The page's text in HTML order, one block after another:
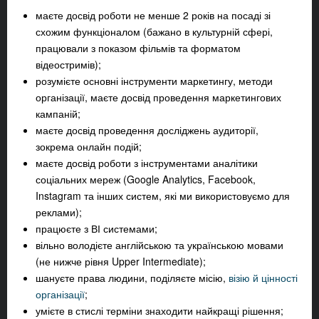
маєте досвід роботи не менше 2 років на посаді зі
схожим функціоналом (бажано в культурній сфері,
працювали з показом фільмів та форматом
відеостримів);
розумієте основні інструменти маркетингу, методи
організації, маєте досвід проведення маркетингових
кампаній;
маєте досвід проведення досліджень аудиторії,
зокрема онлайн подій;
маєте досвід роботи з інструментами аналітики
соціальних мереж (Google Analytics, Facebook,
Instagram та інших систем, які ми використовуємо для
реклами);
працюєте з ВІ системами;
вільно володієте англійською та українською мовами
(не нижче рівня Upper Intermediate);
шануєте права людини, поділяєте місію, візію й цінності
організації;
умієте в стислі терміни знаходити найкращі рішення;